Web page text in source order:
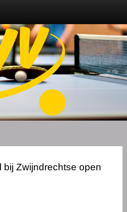
bij Zwijndrechtse open